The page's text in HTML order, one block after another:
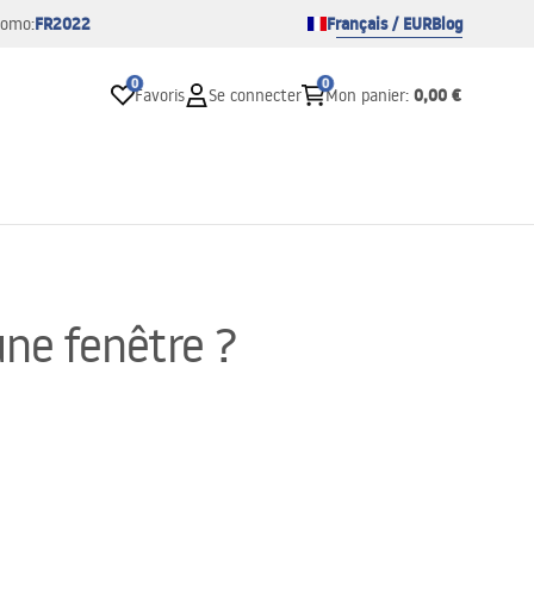
FR2022 Français / EURBlog
0
Favoris Se connecter
0
Mon panier: 0,00 €
fenêtre ?